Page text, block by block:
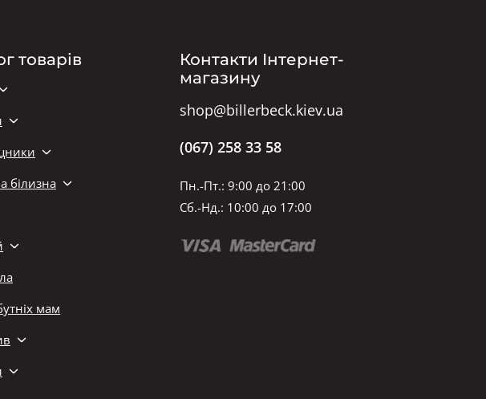
товарів
білизна
мам
Контакти Інтернет-
магазину
shop@billerbeck.kiev.ua
(067) 258 33 58
Пн.-Пт.: 9:00 до 21:00
Сб.-Нд.: 10:00 до 17:00